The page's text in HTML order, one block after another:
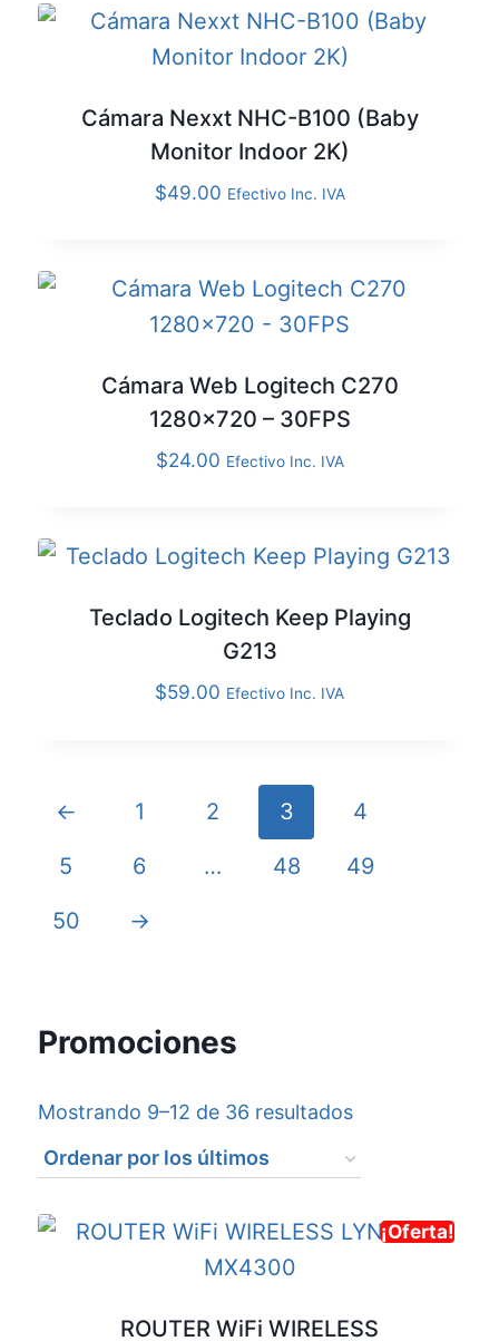
Cámara Nexxt NHC-B100 (Baby
Monitor Indoor 2K)
$49.00 Efectivo Inc. IVA
Cámara Web Logitech C270
1280×720 – 30FPS
$24.00 Efectivo Inc. IVA
Teclado Logitech Keep Playing
G213
$59.00 Efectivo Inc. IVA
← 1 2 3 4
5 6 … 48 49
50 →
Promociones
Mostrando 9–12 de 36 resultados
¡Oferta!
ROUTER WiFi WIRELESS